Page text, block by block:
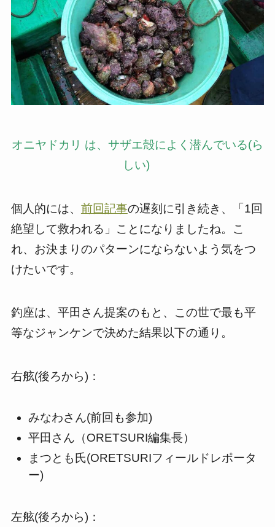
オニヤドカリ は、サザエ殻によく潜んでいる(ら
しい)
個人的には、 前回記事の遅刻に引き続き、「1回
絶望して救われる」ことになりましたね。こ
れ、お決まりのパターンにならないよう気をつ
けたいです。
釣座は、平田さん提案のもと、この世で最も平
等なジャンケンで決めた結果以下の通り。
右舷(後ろから)：
みなわさん(前回も参加)
平田さん（ORETSURI編集長）
まつとも氏(ORETSURIフィールドレポータ
ー)
左舷(後ろから)：